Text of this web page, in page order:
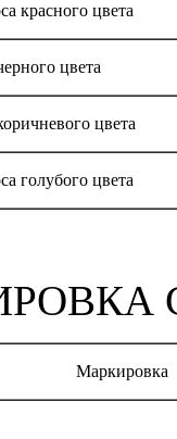
красного цвета
цвета
цвета
голубого цвета
Маркировка